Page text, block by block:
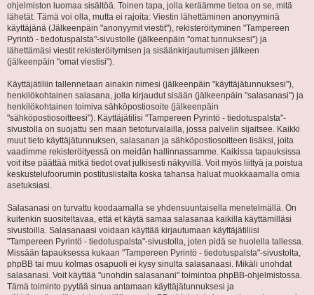
ohjelmiston luomaa sisältöä. Toinen tapa, jolla keräämme tietoa on se, mitä
lähetät. Tämä voi olla, mutta ei rajoita: Viestin lähettäminen anonyyminä
käyttäjänä (Jälkeenpäin "anonyymit viestit"), rekisteröityminen "Tampereen
Pyrintö - tiedotuspalsta"-sivustolle (jälkeenpäin "omat tunnuksesi") ja
lähettämäsi viestit rekisteröitymisen ja sisäänkirjautumisen jälkeen
(jälkeenpäin "omat viestisi").
Käyttäjätiliin tallennetaan ainakin nimesi (jälkeenpäin "käyttäjätunnuksesi"),
henkilökohtainen salasana, jolla kirjaudut sisään (jälkeenpäin "salasanasi") ja
henkilökohtainen toimiva sähköpostiosoite (jälkeenpäin
"sähköpostiosoitteesi"). Käyttäjätilisi "Tampereen Pyrintö - tiedotuspalsta"-
sivustolla on suojattu sen maan tietoturvalailla, jossa palvelin sijaitsee. Kaikki
muut tieto käyttäjätunnuksen, salasanan ja sähköpostiosoitteen lisäksi, joita
vaadimme rekisteröityessä on meidän hallinnassamme. Kaikissa tapauksissa
voit itse päättää mitkä tiedot ovat julkisesti näkyvillä. Voit myös liittyä ja poistua
keskustelufoorumin postituslistalta koska tahansa haluat muokkaamalla omia
asetuksiasi.
Salasanasi on turvattu koodaamalla se yhdensuuntaisella menetelmällä. On
kuitenkin suositeltavaa, että et käytä samaa salasanaa kaikilla käyttämilläsi
sivustoilla. Salasanaasi voidaan käyttää kirjautumaan käyttäjätiliisi
"Tampereen Pyrintö - tiedotuspalsta"-sivustolla, joten pidä se huolella tallessa.
Missään tapauksessa kukaan "Tampereen Pyrintö - tiedotuspalsta"-sivustolta,
phpBB tai muu kolmas osapuoli ei kysy sinulta salasanaasi. Mikäli unohdat
salasanasi. Voit käyttää "unohdin salasanani" toimintoa phpBB-ohjelmistossa.
Tämä toiminto pyytää sinua antamaan käyttäjätunnuksesi ja